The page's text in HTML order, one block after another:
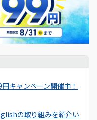
キャンペーン開催中！
の取り組みを紹介い